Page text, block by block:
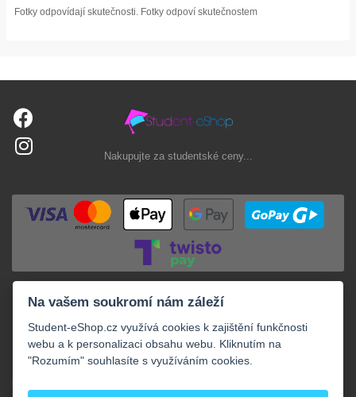
Fotky odpovídají skutečnosti. Fotky odpoví skutečnostem
Nakupujte za studentské ceny...
Na vašem soukromí nám záleží
Student-eShop.cz využívá cookies k zajištění funkčnosti
webu a k personalizaci obsahu webu. Kliknutím na
"Rozumím" souhlasíte s využíváním cookies.